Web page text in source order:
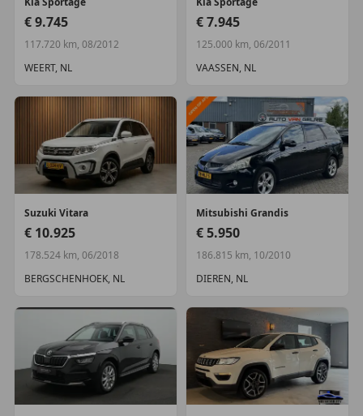
Alarm klasse 1(startblokkering)
Overige
Extra getint glas achter
€ 9.745
117.720 km, 08/2012
WEERT, NL
€ 7.945
125.000 km, 06/2011
VAASSEN, NL
Suzuki Vitara
€ 10.925
178.524 km, 06/2018
BERGSCHENHOEK, NL
Mitsubishi Grandis
€ 5.950
186.815 km, 10/2010
DIEREN, NL